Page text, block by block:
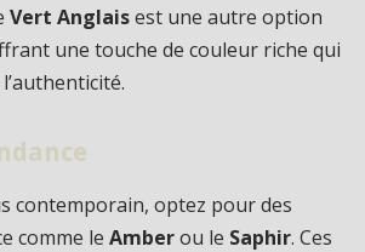
Vert Anglaisest une autre option
une touche de couleur riche qui
contemporain, optez pour des
comme le Amberou le Saphir. Ces